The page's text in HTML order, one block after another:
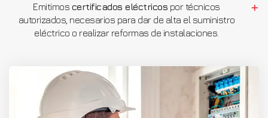
Emitimos certificados eléctricos por técnicos
autorizados, necesarios para dar de alta el suministro
eléctrico o realizar reformas de instalaciones.